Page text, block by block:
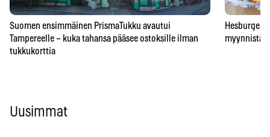
Suomen ensimmäinen PrismaTukku avautui
Tampereelle – kuka tahansa pääsee ostoksille ilman
tukkukorttia
myynnistä
Uusimmat